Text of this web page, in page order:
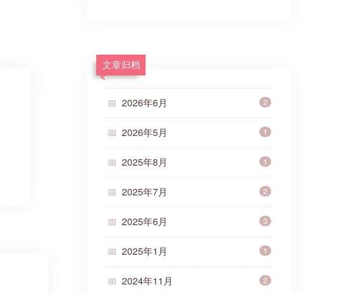
文章归档
2026年6月 2
2026年5月 1
2025年8月 1
2025年7月 2
2025年6月 3
2025年1月 1
2024年11月 2